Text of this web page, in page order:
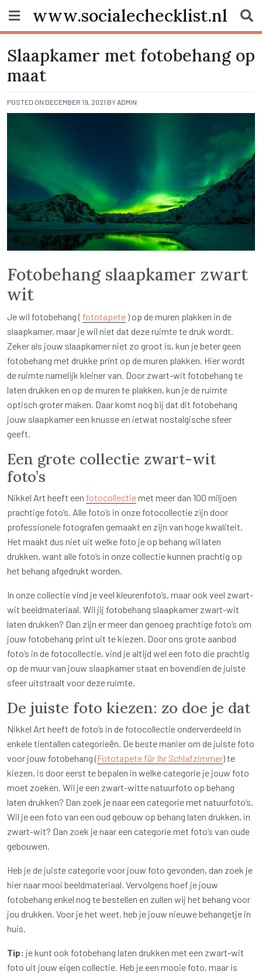
content
www.socialechecklist.nl
Slaapkamer met fotobehang op
maat
POSTED ON DECEMBER 19, 2021 BY ADMIN
Fotobehang slaapkamer zwart
wit
Je wil fotobehang ( fototapete ) op de muren plakken in de
slaapkamer, maar je wil niet dat deze ruimte te druk wordt.
Zeker als jouw slaapkamer niet zo groot is, kun je beter geen
fotobehang met drukke print op de muren plakken. Hier wordt
de ruimte namelijk kleiner van. Door zwart-wit fotobehang te
laten drukken en op de muren te plakken, kun je de ruimte
optisch groter maken. Daar komt nog bij dat dit fotobehang
jouw slaapkamer een knusse en ietwat nostalgische sfeer
geeft.
Een grote collectie zwart-wit
foto’s
Nikkel Art heeft een fotocollectiemet meer dan 100 miljoen
prachtige foto’s. Alle foto’s in onze fotocollectie zijn door
professionele fotografen gemaakt en zijn van hoge kwaliteit.
Het maakt dus niet uit welke foto je op behang wil laten
drukken, want alle foto’s in onze collectie kunnen prachtig op
het behang afgedrukt worden.
In onze collectie vind je veel kleurenfoto’s, maar ook veel zwart-
wit beeldmateriaal. Wil jij fotobehang slaapkamer zwart-wit
laten drukken? Dan zijn er meer dan genoeg prachtige foto’s om
jouw fotobehang print uit te kiezen. Door ons grote aanbod
foto’s in de fotocollectie, vind je altijd wel een foto die prachtig
op de muur van jouw slaapkamer staat en bovendien de juiste
sfeer uitstraalt voor deze ruimte.
De juiste foto kiezen: zo doe je dat
Nikkel Art heeft de foto’s in de fotocollectie onderverdeeld in
enkele tientallen categorieën. De beste manier om de juiste foto
voor jouw fotobehang (Fototapete für Ihr Schlafzimmer) te
kiezen, is door eerst te bepalen in welke categorie je jouw foto
moet zoeken. Wil je een zwart-witte natuurfoto op behang
laten drukken? Dan zoek je naar een categorie met natuurfoto’s.
Wil je een foto van een oud gebouw op behang laten drukken, in
zwart-wit? Dan zoek je naar een categorie met foto’s van oude
gebouwen.
Heb je de juiste categorie voor jouw foto gevonden, dan zoek je
hier naar mooi beeldmateriaal. Vervolgens hoef je jouw
fotobehang enkel nog te bestellen en zullen wij het behang voor
jou drukken. Voor je het weet, heb je jouw nieuwe behangetje in
huis.
Tip: je kunt ook fotobehang laten drukken met een zwart-wit
foto uit jouw eigen collectie. Heb je een mooie foto, maar is